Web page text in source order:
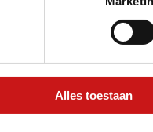
Alles toestaan